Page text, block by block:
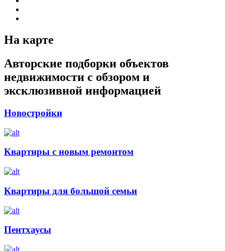
На карте
Авторские подборки объектов
недвижимости с обзором и
эксклюзивной информацией
Новостройки
Квартиры с новым ремонтом
Квартиры для большой семьи
Пентхаусы